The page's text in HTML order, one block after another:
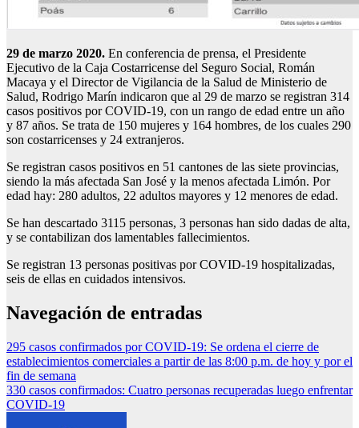
29 de marzo 2020. En conferencia de prensa, el Presidente
Ejecutivo de la Caja Costarricense del Seguro Social, Román
Macaya y el Director de Vigilancia de la Salud de Ministerio de
Salud, Rodrigo Marín indicaron que al 29 de marzo se registran 314
casos positivos por COVID-19, con un rango de edad entre un año
y 87 años. Se trata de 150 mujeres y 164 hombres, de los cuales 290
son costarricenses y 24 extranjeros.
Se registran casos positivos en 51 cantones de las siete provincias,
siendo la más afectada San José y la menos afectada Limón. Por
edad hay: 280 adultos, 22 adultos mayores y 12 menores de edad.
Se han descartado 3115 personas, 3 personas han sido dadas de alta,
y se contabilizan dos lamentables fallecimientos.
Se registran 13 personas positivas por COVID-19 hospitalizadas,
seis de ellas en cuidados intensivos.
Navegación de entradas
295 casos confirmados por COVID-19: Se ordena el cierre de
establecimientos comerciales a partir de las 8:00 p.m. de hoy y por el
fin de semana
330 casos confirmados: Cuatro personas recuperadas luego enfrentar
COVID-19